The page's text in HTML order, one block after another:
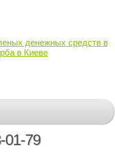
денежных средств в
в Киеве
01-79